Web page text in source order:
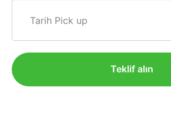
Tarih Pick up
Teklif alın